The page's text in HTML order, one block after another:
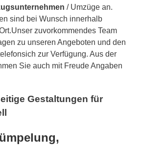
/ Umzüge an.
sind bei Wunsch innerhalb
zuvorkommendes Team
zu unseren Angeboten und den
zur Verfügung. Aus der
Sie auch mit Freude Angaben
Gestaltungen für